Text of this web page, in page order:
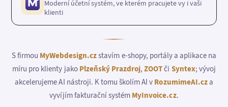
Moderní účetní systém, ve kterém pracujete vy i vaši
klienti
S firmou MyWebdesign.czstavím e-shopy, portály a aplikace na
míru pro klienty jako Plzeňský Prazdroj,ZOOTči Syntex; vývoj
akcelerujeme AI nástroji. K tomu školím AI v RozumimeAI.cza
vyvíjím fakturační systém MyInvoice.cz.